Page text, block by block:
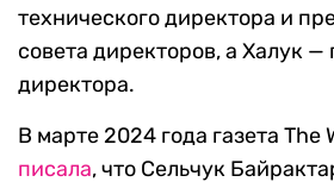
технического директора и
совета директоров, а Халук —
директора.
В марте 2024 года газета The
писала, что Сельчук